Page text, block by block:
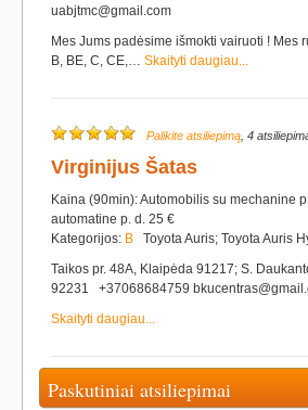
uabjtmc@gmail.com
Mes Jums padėsime išmokti vairuoti ! Mes
B, BE, C, CE,… Skaityti daugiau...
Palikite atsiliepimą , 4
Virginijus Šatas
Kaina (90min): Automobilis su mechanine
automatine p. d. 25 €
Kategorijos: B Toyota Auris; Toyota Auris
Taikos pr. 48A, Klaipėda 91217; S.
92231 +37068684759
Skaityti daugiau...
Paskutiniai atsiliepimai